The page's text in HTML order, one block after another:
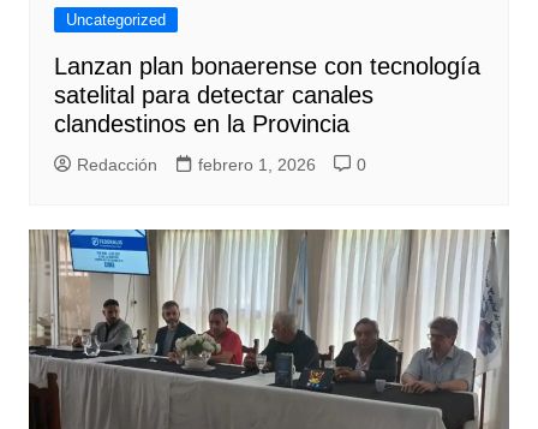
Uncategorized
Lanzan plan bonaerense con tecnología
satelital para detectar canales
clandestinos en la Provincia
Redacción febrero 1, 2026 0